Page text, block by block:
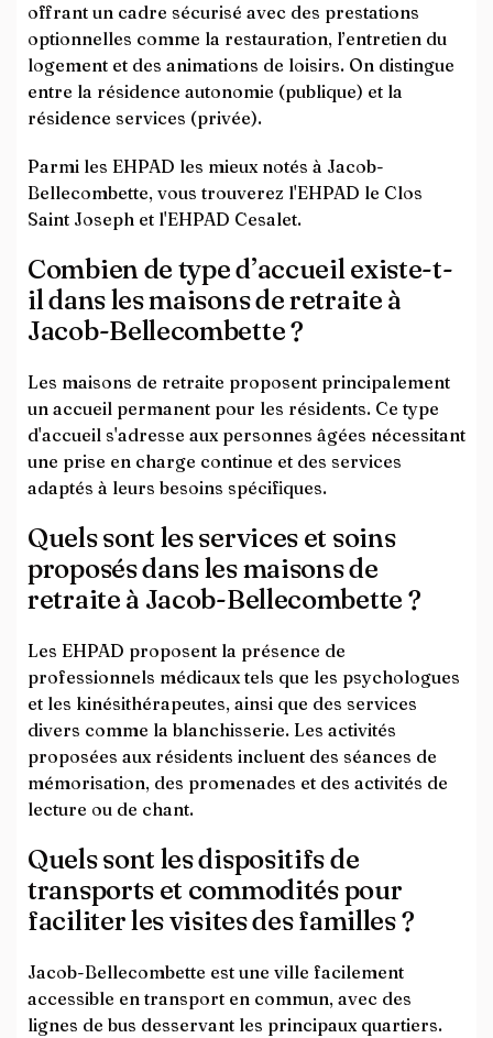
offrant un cadre sécurisé avec des prestations
optionnelles comme la restauration, l’entretien du
logement et des animations de loisirs. On distingue
entre la résidence autonomie (publique) et la
résidence services (privée).
Parmi les EHPAD les mieux notés à Jacob-
Bellecombette, vous trouverez l'EHPAD le Clos
Saint Joseph et l'EHPAD Cesalet.
Combien de type d’accueil existe-t-
il dans les maisons de retraite à
Jacob-Bellecombette ?
Les maisons de retraite proposent principalement
un accueil permanent pour les résidents. Ce type
d'accueil s'adresse aux personnes âgées nécessitant
une prise en charge continue et des services
adaptés à leurs besoins spécifiques.
Quels sont les services et soins
proposés dans les maisons de
retraite à Jacob-Bellecombette ?
Les EHPAD proposent la présence de
professionnels médicaux tels que les psychologues
et les kinésithérapeutes, ainsi que des services
divers comme la blanchisserie. Les activités
proposées aux résidents incluent des séances de
mémorisation, des promenades et des activités de
lecture ou de chant.
Quels sont les dispositifs de
transports et commodités pour
faciliter les visites des familles ?
Jacob-Bellecombette est une ville facilement
accessible en transport en commun, avec des
lignes de bus desservant les principaux quartiers.